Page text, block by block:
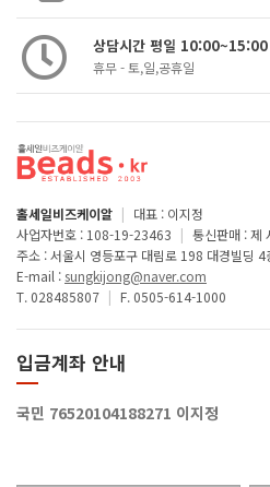
상담시간 평일
휴무 - 토,일,공휴일
홀세일비즈케이알 | 대표 : 이지정
사업자번호 : 108-19-23463 | 통신판매 : 제
주소 : 서울시 영등포구 대림로 198 대경빌딩
E-mail :sungkijong@naver.com
T. 028485807 | F. 0505-614-1000
입금계좌 안내
국민 76520104188271 이지정